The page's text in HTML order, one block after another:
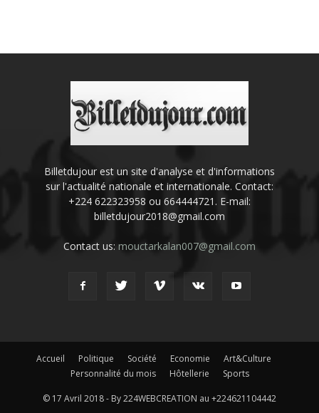
Billetdujour est un site d'analyse et d'informations
sur l'actualité nationale et internationale. Contact:
+224 622323958 ou 664444721. E-mail:
billetdujour2018@gmail.com
Contact us: mouctarkalan007@gmail.com
Accueil Politique Société Economie
Art&Culture
Personnalité du mois
Hôtellerie Sports
© 17 Avril 2018 - By 224WEBCREATION au +224621104442